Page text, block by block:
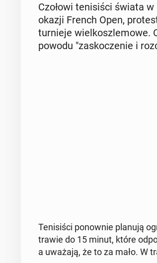
Czołowi te­ni­si­ści świata
okazji French Open,
tur­nie­je wiel­kosz­le­mo­we.
powodu "za­sko­cze­nie i
Te­ni­si­ści po­now­nie planują
trawie do 15 minut, które
a uważają, że to za mało. W